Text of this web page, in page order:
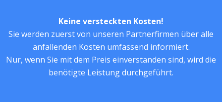
Keine versteckten Kosten!
Sie werden zuerst von unseren Partnerfirmen über alle
anfallenden Kosten umfassend informiert.
Nur, wenn Sie mit dem Preis einverstanden sind, wird die
benötigte Leistung durchgeführt.